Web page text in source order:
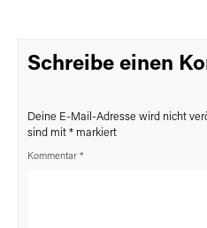
Schreibe einen
Deine E-Mail-Adresse wird nicht
sind mit * markiert
Kommentar *